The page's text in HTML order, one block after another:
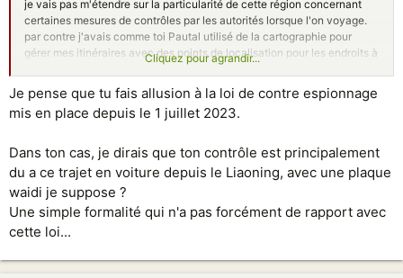
je vais pas m'étendre sur la particularité de cette région concernant
certaines mesures de contrôles par les autorités lorsque l'on voyage.
par contre j'avais comme toi Pautal utilisé de la cartographie pour
gérer mes itinéraires avec des points de localisation pour les endroits à
ayant eu droit lors de l'un des multiples check point à la vérification de
mon mobile au sujet de la cartographie je me suis renseigné sur le
pourquoi ( peut-être certains ont été confrontés au problème ) et donc
mémoire.
du coup la géo-localisation et son data par exemple ça coince.
y a-t-il des gens du forum ayant eu un contrôle sur leur appareils
électroniques?
Cliquez pour agrandir...
Je pense que tu fais allusion à la loi de contre espionnage
mis en place depuis le 1 juillet 2023.
Dans ton cas, je dirais que ton contrôle est principalement
du a ce trajet en voiture depuis le Liaoning, avec une plaque
waidi je suppose ?
Une simple formalité qui n'a pas forcément de rapport avec
cette loi...